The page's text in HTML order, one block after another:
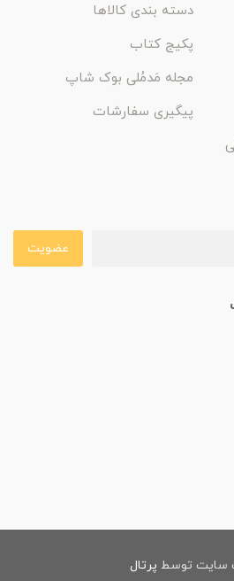
دسته بندی کالاها
پکیج کتاب
مجله مَدمُلی بوک شاپ
پیگیری سفارشات
عضویت
سایت توسط پرتال